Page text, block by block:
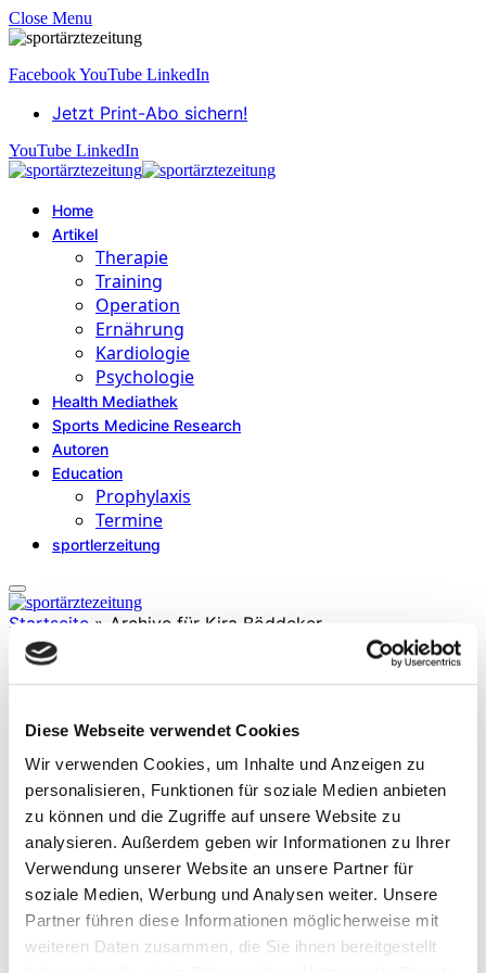
Diese Webseite verwendet Cookies
Wir verwenden Cookies, um Inhalte und Anzeigen zu
personalisieren, Funktionen für soziale Medien anbieten
zu können und die Zugriffe auf unsere Website zu
analysieren. Außerdem geben wir Informationen zu Ihrer
Verwendung unserer Website an unsere Partner für
soziale Medien, Werbung und Analysen weiter. Unsere
Partner führen diese Informationen möglicherweise mit
weiteren Daten zusammen, die Sie ihnen bereitgestellt
Close Menu
FacebookYouTube LinkedIn
Jetzt Print-Abo sichern!
YouTube LinkedIn
Home
Artikel
Therapie
Training
Operation
Ernährung
Kardiologie
Psychologie
Health Mediathek
Sports Medicine Research
Autoren
Education
Prophylaxis
Termine
sportlerzeitung
Startseite » Archive für Kira Böddeker
Kira Böddeker
hat einen M. Sc. Leistung, Training und Coaching im Spitzensport
sowie einen B. Sc. Physiotherapie. Sie arbeitet am IFD Cologne –
Institut für funktionelle Diagnostik, Köln.
Beiträge